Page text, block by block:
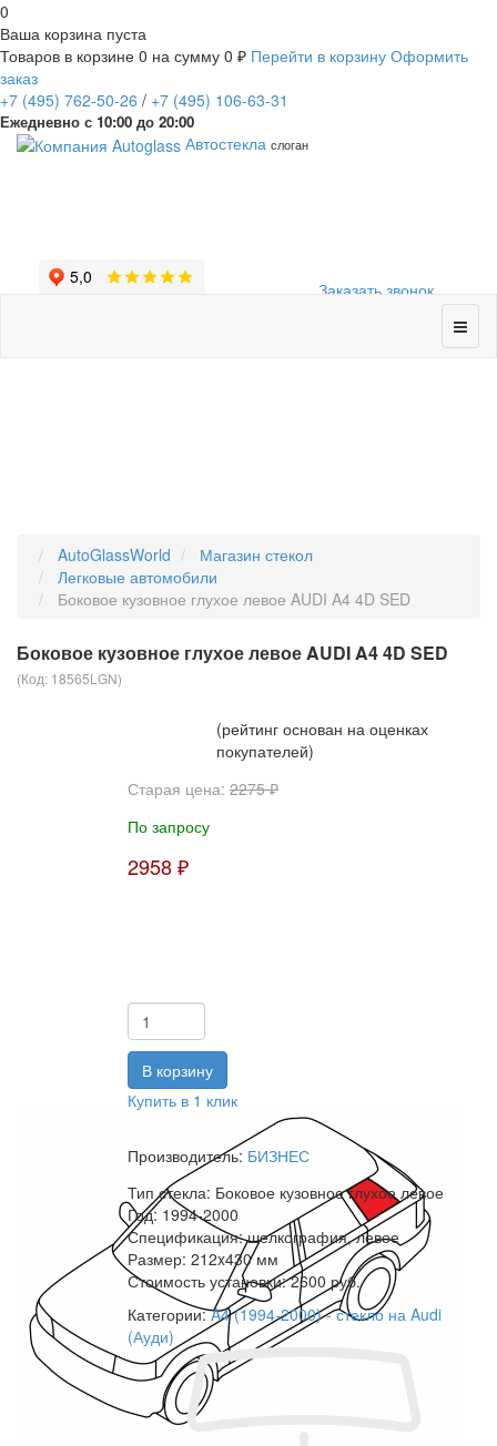
0
Ваша корзина пуста
Товаров в корзине 0 на сумму 0 ₽ Перейти в корзину Оформить
заказ
+7 (495) 762-50-26 / +7 (495) 106-63-31
Ежедневно с 10:00 до 20:00
Заказать звонок
Автостекла слоган
AutoGlassWorld
Магазин стекол
Легковые автомобили
Боковое кузовное глухое левое AUDI A4 4D SED
Боковое кузовное глухое левое AUDI A4 4D SED
(Код: 18565LGN)
(рейтинг основан на оценках
покупателей)
Старая цена: 2275 ₽
По запросу
2958 ₽
Купить в 1 клик
Производитель: БИЗНЕС
Тип стекла: Боковое кузовное глухое левое
Год: 1994-2000
Спецификация: шелкография, левое
Размер: 212x430 мм
Стоимость установки: 2600 руб.
Категории:A4 (1994-2000) - стекло на Audi
(Ауди)